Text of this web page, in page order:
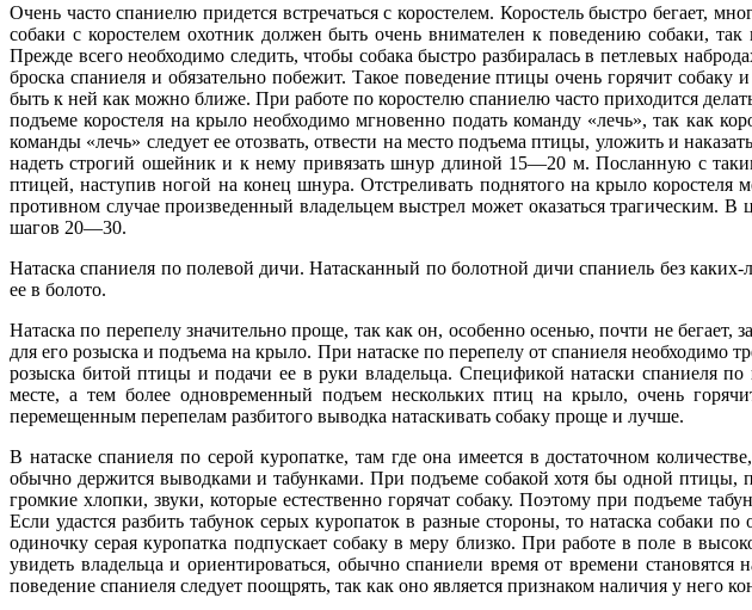
Очень часто спаниелю придется встречаться с коростелем. Коростель быстро бегает,
собаки с коростелем охотник должен быть очень внимателен к поведению собаки,
Прежде всего необходимо следить, чтобы собака быстро разбиралась в петлевых
броска спаниеля и обязательно побежит. Такое поведение птицы очень горячит собаку
быть к ней как можно ближе. При работе по коростелю спаниелю часто приходится
подъеме коростеля на крыло необходимо мгновенно подать команду «лечь», так как
команды «лечь» следует ее отозвать, отвести на место подъема птицы, уложить и
надеть строгий ошейник и к нему привязать шнур длиной 15—20 м. Посланную с
птицей, наступив ногой на конец шнура. Отстреливать поднятого на крыло
противном случае произведенный владельцем выстрел может оказаться трагическим. В
шагов 20—30.
Натаска спаниеля по полевой дичи. Натасканный по болотной дичи спаниель без
ее в болото.
Натаска по перепелу значительно проще, так как он, особенно осенью, почти не бегает,
для его розыска и подъема на крыло. При натаске по перепелу от спаниеля необходимо
розыска битой птицы и подачи ее в руки владельца. Спецификой натаски спаниеля
месте, а тем более одновременный подъем нескольких птиц на крыло, очень
перемещенным перепелам разбитого выводка натаскивать собаку проще и лучше.
В натаске спаниеля по серой куропатке, там где она имеется в достаточном
обычно держится выводками и табунками. При подъеме собакой хотя бы одной птицы,
громкие хлопки, звуки, которые естественно горячат собаку. Поэтому при подъеме
Если удастся разбить табунок серых куропаток в разные стороны, то натаска собаки
одиночку серая куропатка подпускает собаку в меру близко. При работе в поле в
увидеть владельца и ориентироваться, обычно спаниели время от времени
поведение спаниеля следует поощрять, так как оно является признаком наличия у него